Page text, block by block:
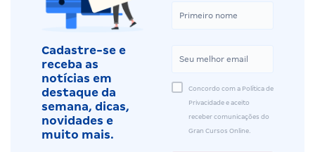
Cadastre-se e
receba as
notícias em
destaque da
semana, dicas,
novidades e
muito mais.
Concordo com a Política de
Privacidade e aceito
receber comunicações do
Gran Cursos Online.